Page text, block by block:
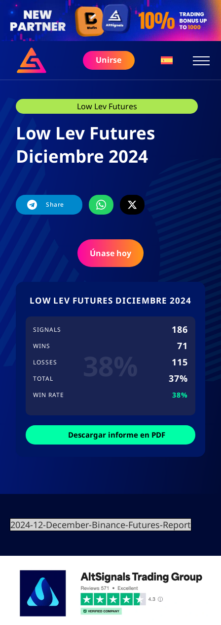
Unirse
Low Lev Futures
Low Lev Futures
Diciembre 2024
Share
Únase hoy
LOW LEV FUTURES DICIEMBRE 2024
SIGNALS 186
WINS 71
LOSSES 115
TOTAL 37%
WIN RATE 38%
Descargar informe en PDF
2024-12-December-Binance-Futures-Report